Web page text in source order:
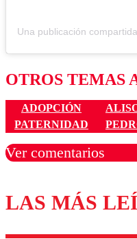
OTROS TEMAS
ADOPCIÓN
PATERNIDAD
Ver comentarios
Los comentarios
LAS MÁS